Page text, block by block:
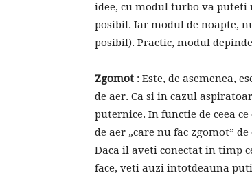
idee, cu modul turbo va
posibil. Iar modul de noapte,
posibil). Practic, modul
Zgomot : Este, de asemenea,
de aer. Ca si in cazul
puternice. In functie de ceea
de aer „care nu fac zgomot”
Daca il aveti conectat in timp
face, veti auzi intotdeauna